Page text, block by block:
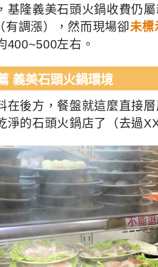
基隆義美石頭火鍋收費仍屬
有調漲），然而現場卻未標
400~500左右。
義美石頭火鍋環境
在後方，餐盤就這麼直接
淨的石頭火鍋店了（去過